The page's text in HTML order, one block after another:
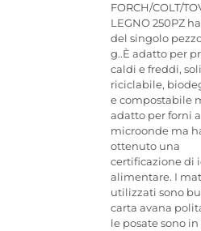
FORCH/COLT/
LEGNO 250PZ
del singolo
g..È adatto per
caldi e freddi,
riciclabile,
e compostabile
adatto per forni a
microonde ma
ottenuto una
certificazione di
alimentare. I
utilizzati sono
carta avana
le posate sono